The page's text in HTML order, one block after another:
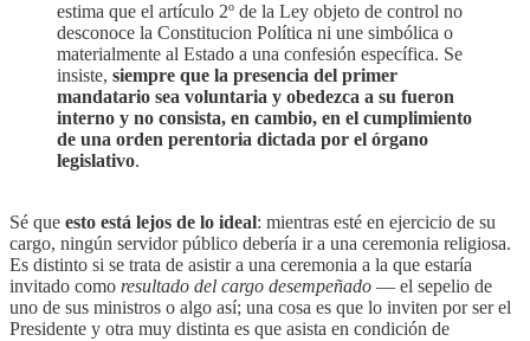
estima que el artículo 2º de la Ley objeto de control no
desconoce la Constitucion Política ni une simbólica o
materialmente al Estado a una confesión específica. Se
insiste, siempre que la presencia del primer
mandatario sea voluntaria y obedezca a su fueron
interno y no consista, en cambio, en el cumplimiento
de una orden perentoria dictada por el órgano
legislativo.
Sé que esto está lejos de lo ideal: mientras esté en ejercicio de su
cargo, ningún servidor público debería ir a una ceremonia religiosa.
Es distinto si se trata de asistir a una ceremonia a la que estaría
invitado como resultado del cargo desempeñado — el sepelio de
uno de sus ministros o algo así; una cosa es que lo inviten por ser el
Presidente y otra muy distinta es que asista en condición de